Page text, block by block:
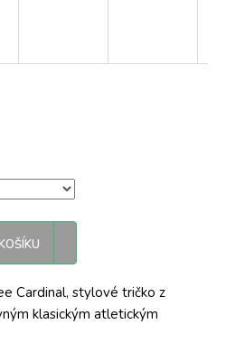
Cardinal, stylové tričko z
klasickým atletickým